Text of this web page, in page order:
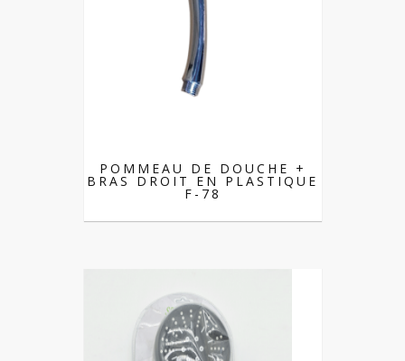
POMMEAU DE DOUCHE +
BRAS DROIT EN PLASTIQUE
F-78